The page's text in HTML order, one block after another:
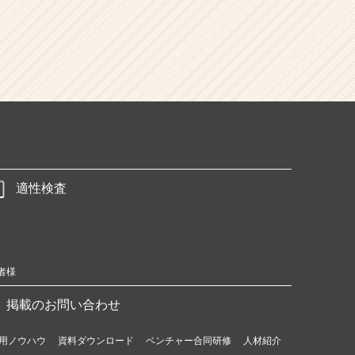
適性検査
様
掲載のお問い合わせ
ノウハウ 資料ダウンロード ベンチャー合同研修
人材紹介